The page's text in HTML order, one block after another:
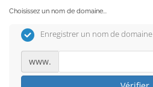
Choisissez un nom de domaine...
Enregistrer un nom de domaine
www.